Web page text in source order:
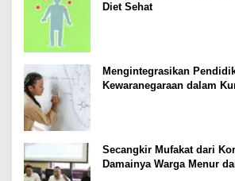
Diet Sehat
Mengintegrasikan
Kewaranegaraan dalam
Secangkir Mufakat dari
Damainya Warga Menur